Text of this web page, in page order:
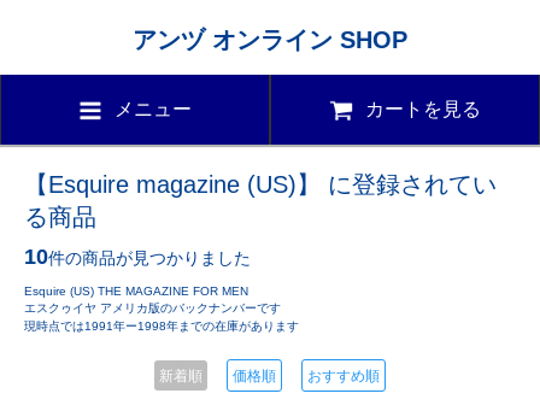
アンヅ オンライン SHOP
メニュー カートを見る
【Esquire magazine (US)】 に登録されてい
る商品
10件の商品が見つかりました
Esquire (US) THE MAGAZINE FOR MEN
エスクゥイヤ アメリカ版のバックナンバーです
現時点では1991年ー1998年までの在庫があります
新着順 価格順 おすすめ順